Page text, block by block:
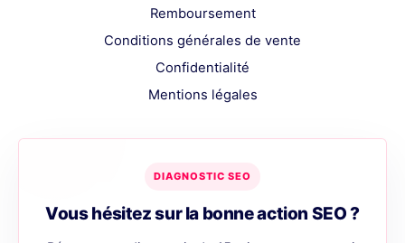
Remboursement
Conditions générales de vente
Confidentialité
Mentions légales
DIAGNOSTIC SEO
Vous hésitez sur la bonne action SEO ?